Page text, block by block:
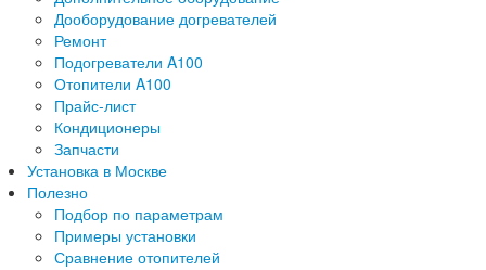
Дооборудование догревателей
Ремонт
Подогреватели A100
Отопители A100
Прайс-лист
Кондиционеры
Запчасти
Установка в Москве
Полезно
Подбор по параметрам
Примеры установки
Сравнение отопителей